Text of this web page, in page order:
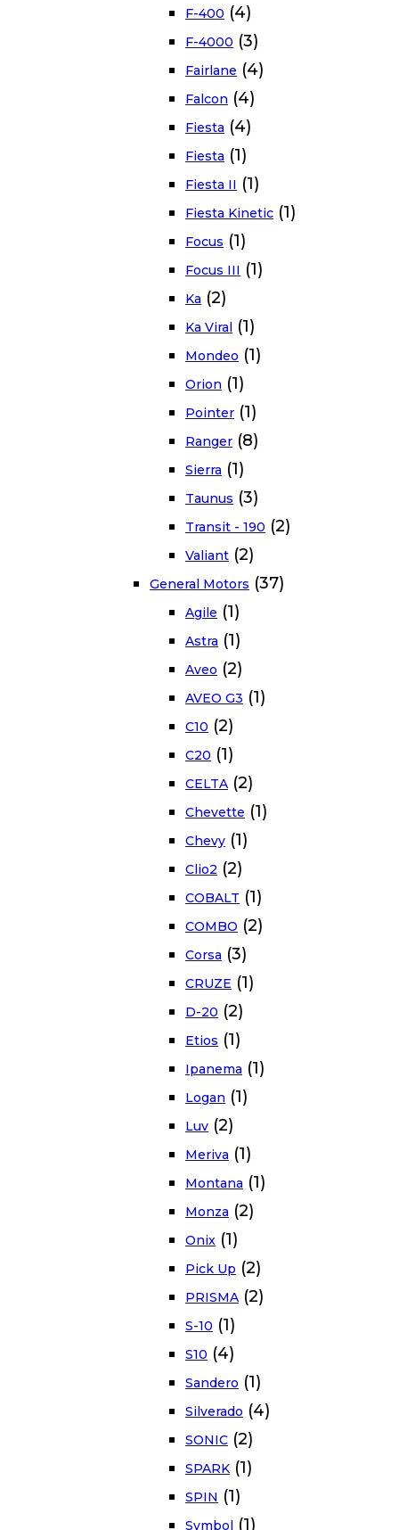
F-400 (4)
F-4000 (3)
Fairlane (4)
Falcon (4)
Fiesta (4)
Fiesta (1)
Fiesta II (1)
Fiesta Kinetic (1)
Focus (1)
Focus III (1)
Ka (2)
Ka Viral (1)
Mondeo (1)
Orion (1)
Pointer (1)
Ranger (8)
Sierra (1)
Taunus (3)
Transit - 190 (2)
Valiant (2)
General Motors (37)
Agile (1)
Astra (1)
Aveo (2)
AVEO G3 (1)
C10 (2)
C20 (1)
CELTA (2)
Chevette (1)
Chevy (1)
Clio2 (2)
COBALT (1)
COMBO (2)
Corsa (3)
CRUZE (1)
D-20 (2)
Etios (1)
Ipanema (1)
Logan (1)
Luv (2)
Meriva (1)
Montana (1)
Monza (2)
Onix (1)
Pick Up (2)
PRISMA (2)
S-10 (1)
S10 (4)
Sandero (1)
Silverado (4)
SONIC (2)
SPARK (1)
SPIN (1)
Symbol (1)